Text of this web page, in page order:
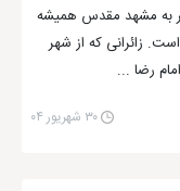
به مشهد مقدس همیشه
زائرانی که از شهر
رضا ...
۳۰ شهریور ۰۴